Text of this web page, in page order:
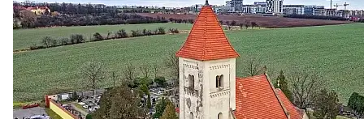
Politika • Volební seriál #02: Nová výstavba v jihozápadním
městě
Jakými nástroji navrhujete vstupovat z pozice ÚMČ Praha
13 do procesů developerské výstavby např. v lokalitě